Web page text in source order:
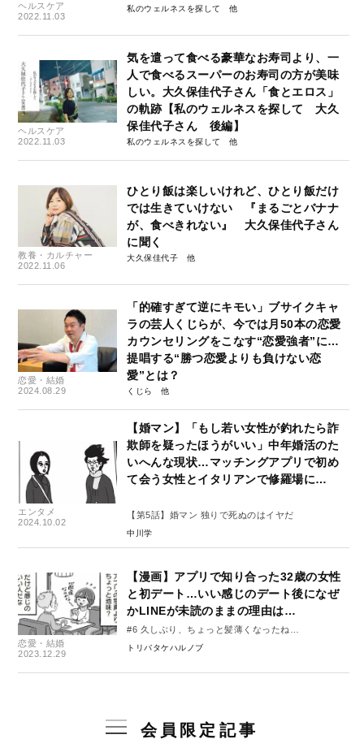
ヘルスケア
2022.11.03
私のウェルネスを探して
ヘルスケア
2022.11.03
気を遣って食べる豪華なお寿司より、一
人で食べるスーパーのお寿司の方が美味
しい。大久保佳代子さん「食とエロス」
の軌跡【私のウェルネスを探して 大久
保佳代子さん 後編】
私のウェルネスを探して
教養・カルチャー
2022.11.06
ひとり飯は楽しいけれど、ひとり飯だけ
では生きていけない 『まるごとバナナ
が、食べきれない』 大久保佳代子さん
に聞く
大久保佳代子
恋愛・結婚
2024.08.29
「的確すぎて逆にキモい」ブサイクキャ
ラの芸人くじらが、今では月50本の恋愛
カウンセリングをこなす“恋愛強者”に…
提唱する“勝つ恋愛よりも負けない恋
愛”とは？
くじら
エンタメ
2024.10.02
【婚マン】「もし若い女性が釣れたら詐
欺師を疑ったほうがいい」中年婚活のた
いへんな現状…マッチングアプリで初め
て会う女性とイタリアンで修羅場に…
【第5話】婚マン 独りで死ぬのはイヤだ
中川学
恋愛・結婚
2023.12.29
【漫画】アプリで知り合った32歳の女性
と初デート…いい感じのデート後になぜ
かLINEが未読のままの理由は…
#6 久しぶり、ちょっと髪薄くなったね…
トリバタケハルノブ
会員限定記事